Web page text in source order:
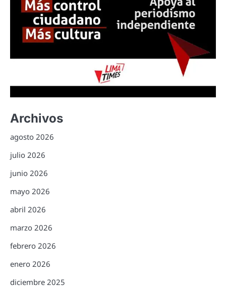
Archivos
agosto 2026
julio 2026
junio 2026
mayo 2026
abril 2026
marzo 2026
febrero 2026
enero 2026
diciembre 2025